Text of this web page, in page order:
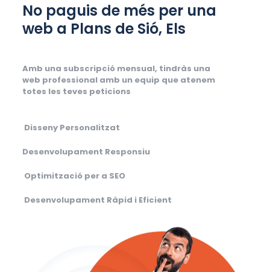
No paguis de més per una
web a Plans de Sió, Els
Amb una subscripció mensual, tindràs una
web professional amb un equip que atenem
totes les teves peticions
Disseny Personalitzat
Desenvolupament Responsiu
Optimització per a SEO
Desenvolupament Ràpid i Eficient